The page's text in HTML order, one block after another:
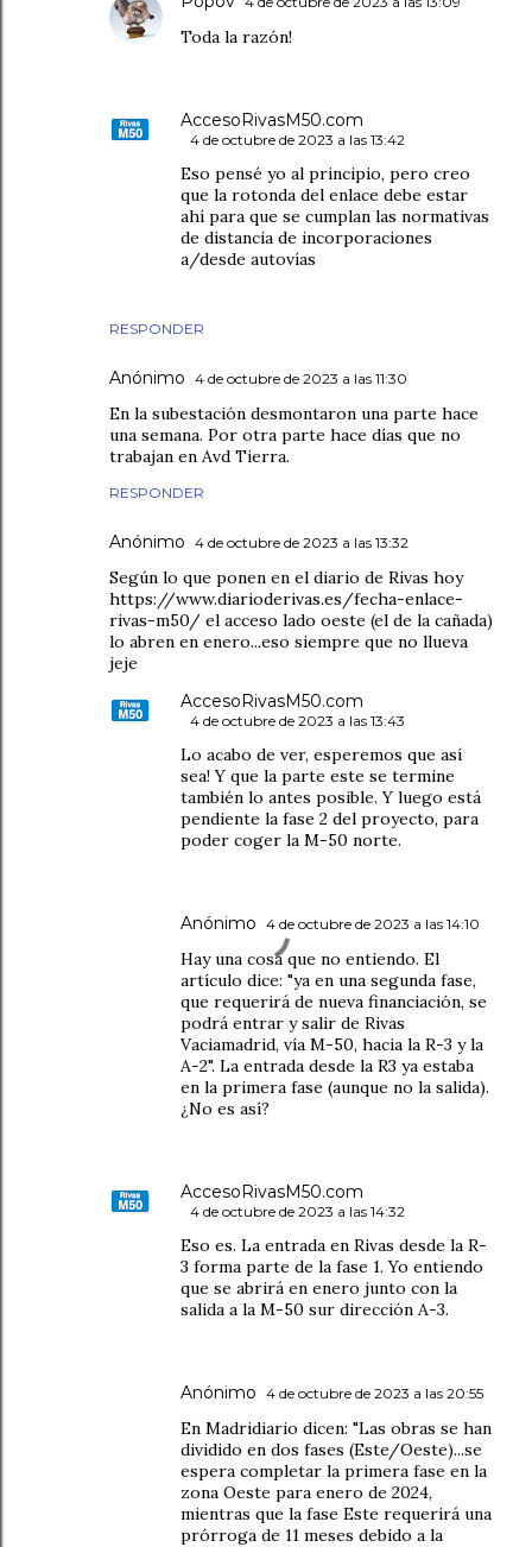
RESPONDER
Toda la razón!
AccesoRivasM50.com
4 de octubre de 2023 a las 13:42
Eso pensé yo al principio, pero creo
que la rotonda del enlace debe estar
ahí para que se cumplan las normativas
de distancia de incorporaciones
a/desde autovías
Anónimo 4 de octubre de 2023 a las 11:30
En la subestación desmontaron una parte hace
una semana. Por otra parte hace días que no
trabajan en Avd Tierra.
RESPONDER
Anónimo 4 de octubre de 2023 a las 13:32
Según lo que ponen en el diario de Rivas hoy
https://www.diarioderivas.es/fecha-enlace-
rivas-m50/ el acceso lado oeste (el de la cañada)
lo abren en enero...eso siempre que no llueva
jeje
AccesoRivasM50.com
4 de octubre de 2023 a las 13:43
Lo acabo de ver, esperemos que así
sea! Y que la parte este se termine
también lo antes posible. Y luego está
pendiente la fase 2 del proyecto, para
poder coger la M-50 norte.
Anónimo 4 de octubre de 2023 a las 14:10
Hay una cosa que no entiendo. El
artículo dice: "ya en una segunda fase,
que requerirá de nueva financiación, se
podrá entrar y salir de Rivas
Vaciamadrid, vía M-50, hacia la R-3 y la
A-2". La entrada desde la R3 ya estaba
en la primera fase (aunque no la salida).
¿No es así?
AccesoRivasM50.com
4 de octubre de 2023 a las 14:32
Eso es. La entrada en Rivas desde la R-
3 forma parte de la fase 1. Yo entiendo
que se abrirá en enero junto con la
salida a la M-50 sur dirección A-3.
Anónimo 4 de octubre de 2023 a las 20:55
En Madridiario dicen: "Las obras se han
dividido en dos fases (Este/Oeste)...se
espera completar la primera fase en la
zona Oeste para enero de 2024,
mientras que la fase Este requerirá una
prórroga de 11 meses debido a la